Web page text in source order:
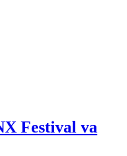
Festival va